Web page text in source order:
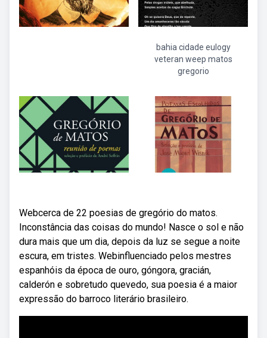
bahia cidade eulogy
veteran weep matos
gregorio
Webcerca de 22 poesias de gregório do matos.
Inconstância das coisas do mundo! Nasce o sol e não
dura mais que um dia, depois da luz se segue a noite
escura, em tristes. Webinfluenciado pelos mestres
espanhóis da época de ouro, góngora, gracián,
calderón e sobretudo quevedo, sua poesia é a maior
expressão do barroco literário brasileiro.